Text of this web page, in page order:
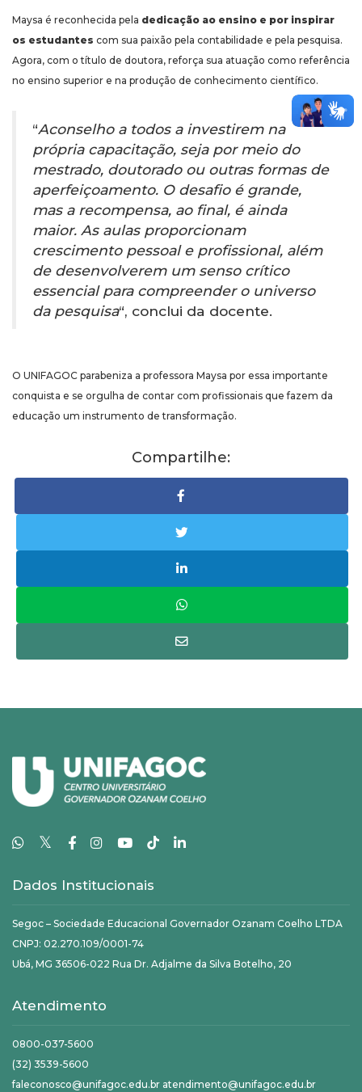
Maysa é reconhecida pela dedicação ao ensino e por inspirar
os estudantes com sua paixão pela contabilidade e pela pesquisa.
Agora, com o título de doutora, reforça sua atuação como referência
no ensino superior e na produção de conhecimento científico.
“Aconselho a todos a investirem na
própria capacitação, seja por meio do
mestrado, doutorado ou outras formas de
aperfeiçoamento. O desafio é grande,
mas a recompensa, ao final, é ainda
maior. As aulas proporcionam
crescimento pessoal e profissional, além
de desenvolverem um senso crítico
essencial para compreender o universo
da pesquisa“, conclui da docente.
O UNIFAGOC parabeniza a professora Maysa por essa importante
conquista e se orgulha de contar com profissionais que fazem da
educação um instrumento de transformação.
Compartilhe:
𝕏
Dados Institucionais
Segoc – Sociedade Educacional Governador Ozanam Coelho LTDA
CNPJ: 02.270.109/0001-74
Ubá, MG 36506-022 Rua Dr. Adjalme da Silva Botelho, 20
Atendimento
0800-037-5600
(32) 3539-5600
faleconosco@unifagoc.edu.br atendimento@unifagoc.edu.br